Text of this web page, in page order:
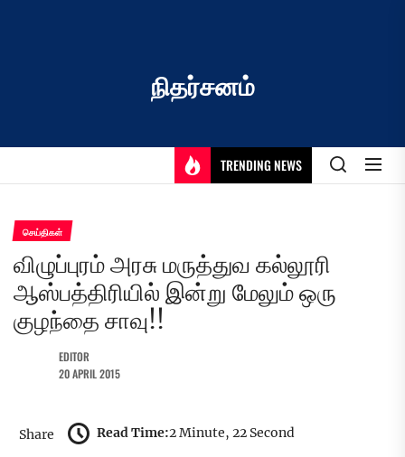
நிதர்சனம்
TRENDING NEWS
செய்திகள்
விழுப்புரம் அரசு மருத்துவ கல்லூரி
ஆஸ்பத்திரியில் இன்று மேலும் ஒரு
குழந்தை சாவு!!
EDITOR
20 APRIL 2015
Share Read Time:2 Minute, 22 Second